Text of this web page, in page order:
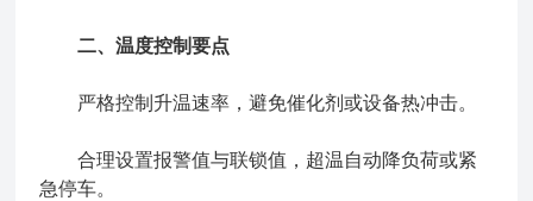
二、温度控制要点
严格控制升温速率，避免催化剂或设备热冲击。
合理设置报警值与联锁值，超温自动降负荷或紧
急停车。